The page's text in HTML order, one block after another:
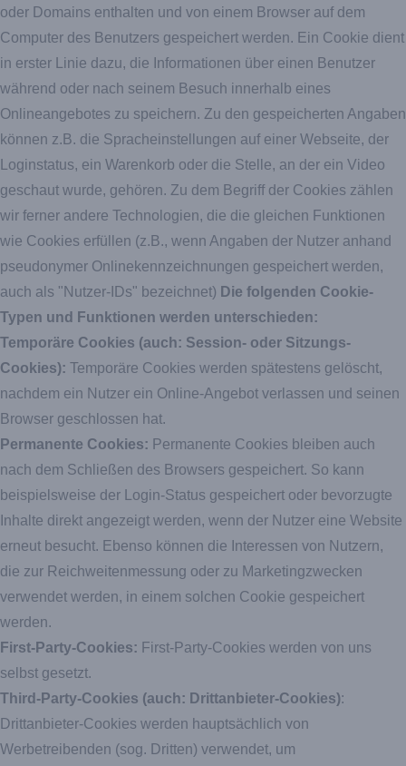
oder Domains enthalten und von einem Browser auf dem
Computer des Benutzers gespeichert werden. Ein Cookie dient
in erster Linie dazu, die Informationen über einen Benutzer
während oder nach seinem Besuch innerhalb eines
Onlineangebotes zu speichern. Zu den gespeicherten Angaben
können z.B. die Spracheinstellungen auf einer Webseite, der
Loginstatus, ein Warenkorb oder die Stelle, an der ein Video
geschaut wurde, gehören. Zu dem Begriff der Cookies zählen
wir ferner andere Technologien, die die gleichen Funktionen
wie Cookies erfüllen (z.B., wenn Angaben der Nutzer anhand
pseudonymer Onlinekennzeichnungen gespeichert werden,
auch als "Nutzer-IDs" bezeichnet) Die folgenden Cookie-
Typen und Funktionen werden unterschieden:
Temporäre Cookies (auch: Session- oder Sitzungs-
Cookies): Temporäre Cookies werden spätestens gelöscht,
nachdem ein Nutzer ein Online-Angebot verlassen und seinen
Browser geschlossen hat.
Permanente Cookies: Permanente Cookies bleiben auch
nach dem Schließen des Browsers gespeichert. So kann
beispielsweise der Login-Status gespeichert oder bevorzugte
Inhalte direkt angezeigt werden, wenn der Nutzer eine Website
erneut besucht. Ebenso können die Interessen von Nutzern,
die zur Reichweitenmessung oder zu Marketingzwecken
verwendet werden, in einem solchen Cookie gespeichert
werden.
First-Party-Cookies: First-Party-Cookies werden von uns
selbst gesetzt.
Third-Party-Cookies (auch: Drittanbieter-Cookies):
Drittanbieter-Cookies werden hauptsächlich von
Werbetreibenden (sog. Dritten) verwendet, um